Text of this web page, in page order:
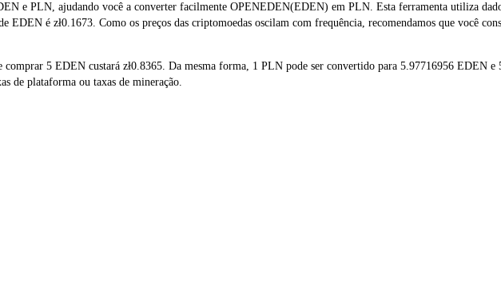
e PLN, ajudando você a converter facilmente OPENEDEN(EDEN) em PLN. Esta ferramenta utiliza
EDEN é zł0.1673. Como os preços das criptomoedas oscilam com frequência, recomendamos que você
5 EDEN custará zł0.8365. Da mesma forma, 1 PLN pode ser convertido para 5.97716956 EDEN
de plataforma ou taxas de mineração.